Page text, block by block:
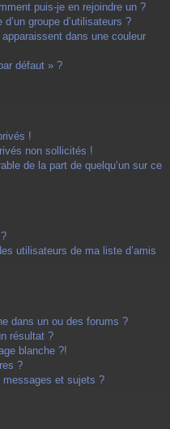
puis-je en rejoindre un ?
groupe d’utilisateurs ?
dans une couleur
défaut » ?
!
non sollicités !
de la part de quelqu’un sur ce
utilisateurs de ma liste d’amis
dans un ou des forums ?
résultat ?
blanche ?!
?
messages et sujets ?